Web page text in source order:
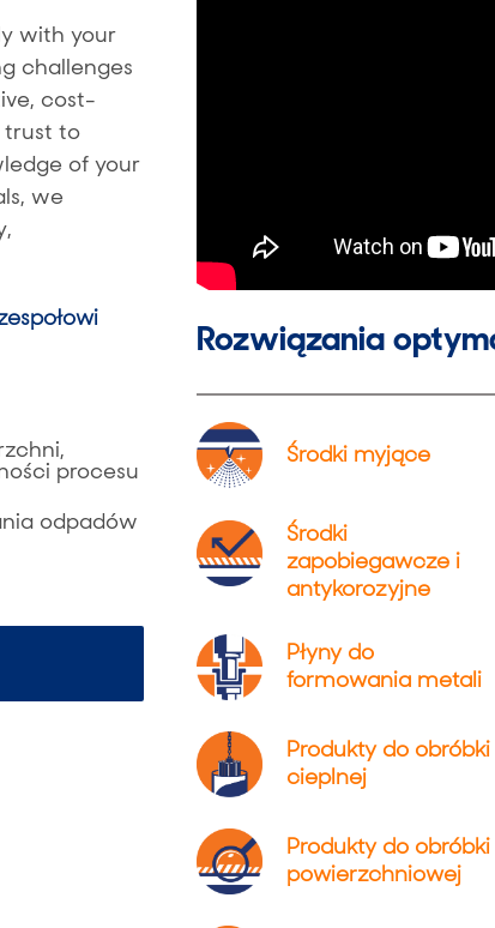
with your
challenges
cost-
trust to
of your
we
procesu
odpadów
Rozwiązania
Środki myjące
Środki
zapobiegawcze i
antykorozyjne
Płyny do
formowania metali
Produkty do obróbki
cieplnej
Produkty do obróbki
powierzchniowej